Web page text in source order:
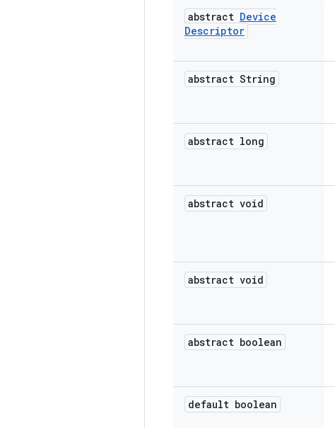
abstract Device
Descriptor
abstract String
abstract long
abstract void
abstract void
abstract boolean
default boolean